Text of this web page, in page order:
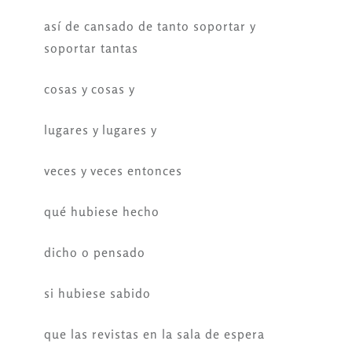
así de cansado de tanto soportar y
soportar tantas
cosas y cosas y
lugares y lugares y
veces y veces entonces
qué hubiese hecho
dicho o pensado
si hubiese sabido
que las revistas en la sala de espera